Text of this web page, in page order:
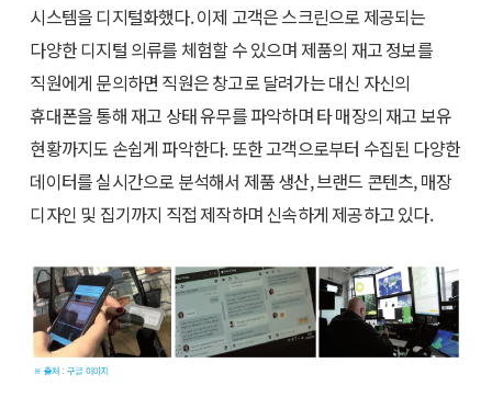
시스템을 디지털화했다. 이제 고객은 스크린으로 제공되는
다양한 디지털 의류를 체험할 수 있으며 제품의 재고 정보를
직원에게 문의하면 직원은 창고로 달려가는 대신 자신의
휴대폰을 통해 재고 상태 유무를 파악하며 타 매장의 재고 보유
현황까지도 손쉽게 파악한다. 또한 고객으로부터 수집된 다양한
데이터를 실시간으로 분석해서 제품 생산, 브랜드 콘텐츠, 매장
디자인 및 집기까지 직접 제작하며 신속하게 제공하고 있다.